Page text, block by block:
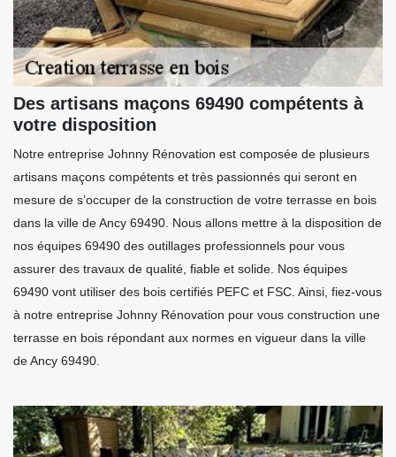
Des artisans maçons 69490 compétents à
votre disposition
Notre entreprise Johnny Rénovation est composée de plusieurs
artisans maçons compétents et très passionnés qui seront en
mesure de s’occuper de la construction de votre terrasse en bois
dans la ville de Ancy 69490. Nous allons mettre à la disposition de
nos équipes 69490 des outillages professionnels pour vous
assurer des travaux de qualité, fiable et solide. Nos équipes
69490 vont utiliser des bois certifiés PEFC et FSC. Ainsi, fiez-vous
à notre entreprise Johnny Rénovation pour vous construction une
terrasse en bois répondant aux normes en vigueur dans la ville
de Ancy 69490.